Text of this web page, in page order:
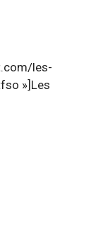
les-
»]Les